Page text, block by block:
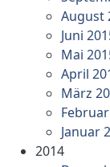
August
Juni
Mai
April
März
Januar
2014